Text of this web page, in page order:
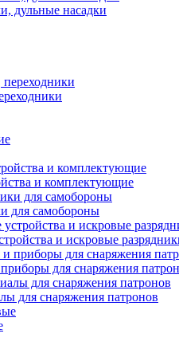
дульные насадки
и комплектующие
для самобороны
и искровые
для снаряжения
для снаряжения патронов